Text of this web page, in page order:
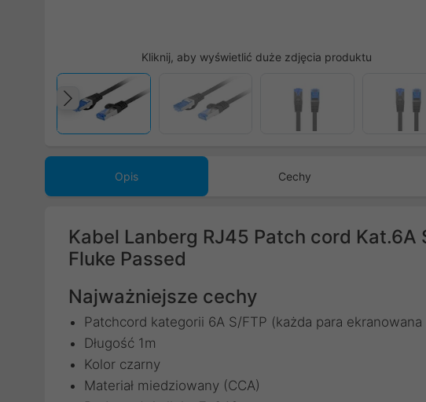
Kliknij, aby wyświetlić duże zdjęcia produktu
Poprzedni
Opis Cechy
Kabel Lanberg RJ45 Patch cord Kat.6A
Fluke Passed
Najważniejsze cechy
Patchcord kategorii 6A S/FTP (każda para
Długość 1m
Kolor czarny
Materiał miedziowany (CCA)